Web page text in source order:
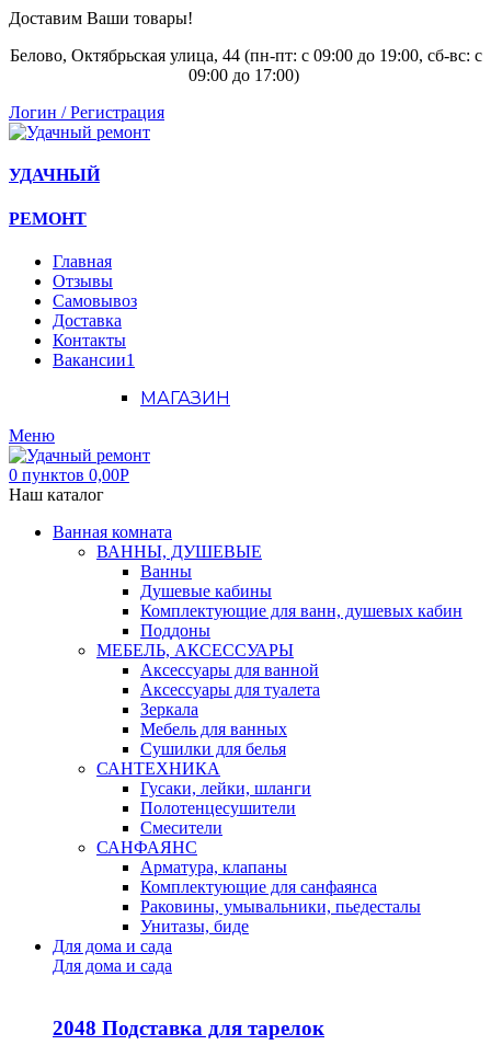
Доставим Ваши товары!
Белово, Октябрьская улица, 44 (пн-пт: с 09:00 до 19:00, сб-вс: с
09:00 до 17:00)
Логин / Регистрация
УДАЧНЫЙ
РЕМОНТ
Главная
Отзывы
Самовывоз
Доставка
Контакты
Вакансии1
МАГАЗИН
Меню
0 пунктов 0,00Р
Наш каталог
Ванная комната
ВАННЫ, ДУШЕВЫЕ
Ванны
Душевые кабины
Комплектующие для ванн, душевых кабин
Поддоны
МЕБЕЛЬ, АКСЕССУАРЫ
Аксессуары для ванной
Аксессуары для туалета
Зеркала
Мебель для ванных
Сушилки для белья
САНТЕХНИКА
Гусаки, лейки, шланги
Полотенцесушители
Смесители
САНФАЯНС
Арматура, клапаны
Комплектующие для санфаянса
Раковины, умывальники, пьедесталы
Унитазы, биде
Для дома и сада
Для дома и сада
2048 Подставка для тарелок